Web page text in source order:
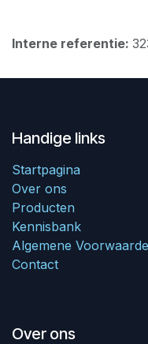
Interne referentie:
Handige links
Startpagina
Over ons
Producten
Kennisbank
Algemene
Contact
Over ons